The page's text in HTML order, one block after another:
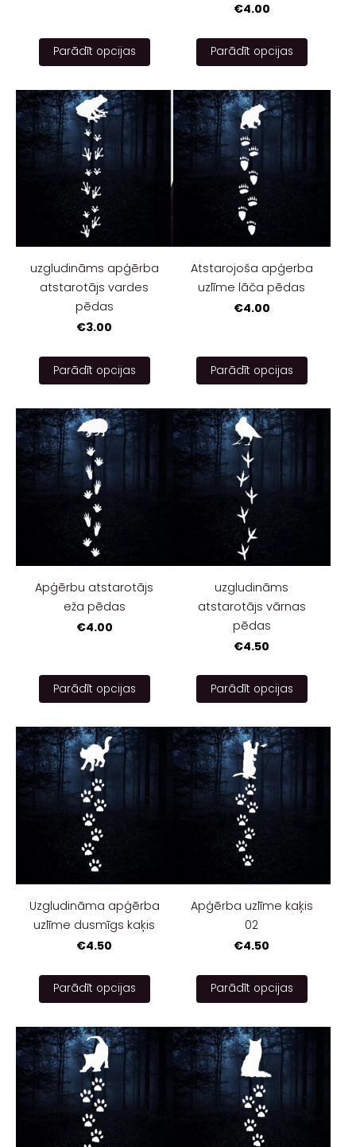
Parādīt opcijas
€4.00
Parādīt opcijas
uzgludināms apģērba
atstarotājs vardes
pēdas
€3.00
Parādīt opcijas
Atstarojoša apģerba
uzlīme lāča pēdas
€4.00
Parādīt opcijas
Apģērbu atstarotājs
eža pēdas
€4.00
Parādīt opcijas
uzgludināms
atstarotājs vārnas
pēdas
€4.50
Parādīt opcijas
Uzgludināma apģērba
uzlīme dusmīgs kaķis
€4.50
Parādīt opcijas
Apģērba uzlīme kaķis
02
€4.50
Parādīt opcijas